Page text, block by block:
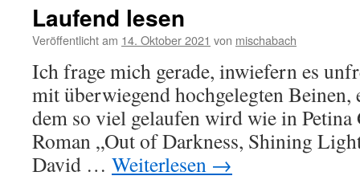
Laufend lesen
Veröffentlicht am 14. Oktober 2021 von mischabach
Ich frage mich gerade, inwiefern es
mit überwiegend hochgelegten Beinen,
dem so viel gelaufen wird wie in Petina
Roman „Out of Darkness, Shining
David … Weiterlesen →